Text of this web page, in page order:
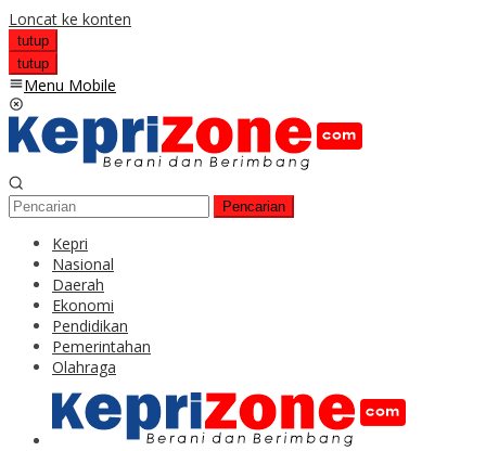
Loncat ke konten
tutup
tutup
Menu Mobile
Pencarian
Kepri
Nasional
Daerah
Ekonomi
Pendidikan
Pemerintahan
Olahraga